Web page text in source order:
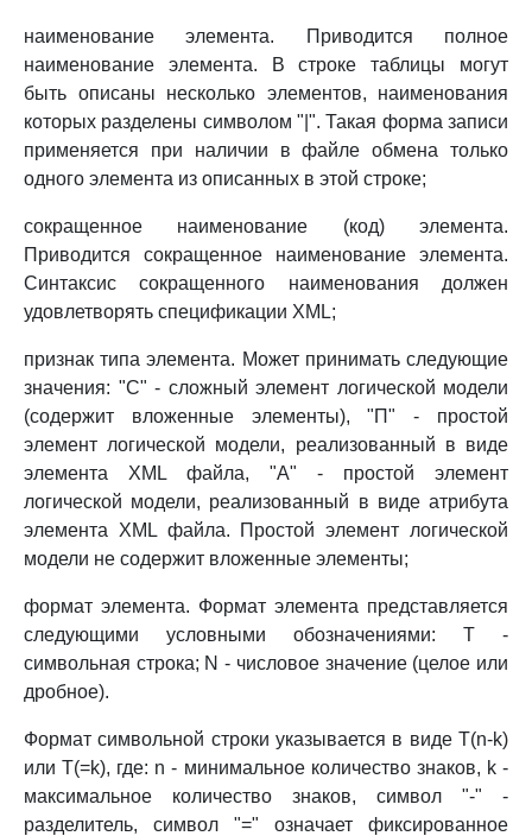
наименование элемента. Приводится полное
наименование элемента. В строке таблицы могут
быть описаны несколько элементов, наименования
которых разделены символом "|". Такая форма записи
применяется при наличии в файле обмена только
одного элемента из описанных в этой строке;
сокращенное наименование (код) элемента.
Приводится сокращенное наименование элемента.
Синтаксис сокращенного наименования должен
удовлетворять спецификации XML;
признак типа элемента. Может принимать следующие
значения: "С" - сложный элемент логической модели
(содержит вложенные элементы), "П" - простой
элемент логической модели, реализованный в виде
элемента XML файла, "А" - простой элемент
логической модели, реализованный в виде атрибута
элемента XML файла. Простой элемент логической
модели не содержит вложенные элементы;
формат элемента. Формат элемента представляется
следующими условными обозначениями: T -
символьная строка; N - числовое значение (целое или
дробное).
Формат символьной строки указывается в виде T(n-k)
или T(=k), где: n - минимальное количество знаков, k -
максимальное количество знаков, символ "-" -
разделитель, символ "=" означает фиксированное